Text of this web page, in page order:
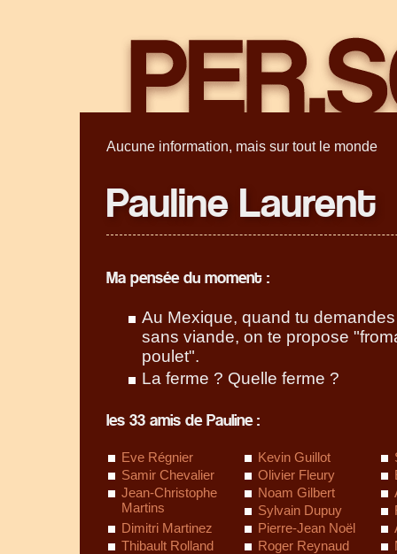
Aucune information, mais sur tout le monde
Pauline Laurent
Ma pensée du moment :
Au Mexique, quand tu
sans viande, on te propose
poulet".
La ferme ? Quelle ferme ?
les 33 amis de Pauline :
Eve Régnier Kevin Guillot
Samir Chevalier
Olivier Fleury
Jean-Christophe
Martins
Noam Gilbert
Sylvain Dupuy
Dimitri Martinez
Pierre-Jean Noël
Thibault Rolland
Roger Reynaud